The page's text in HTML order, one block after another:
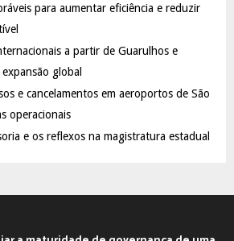
R
para aumentar eficiência e reduzir
a partir de Guarulhos e
global
e cancelamentos em aeroportos de São
operacionais
e os reflexos na magistratura estadual